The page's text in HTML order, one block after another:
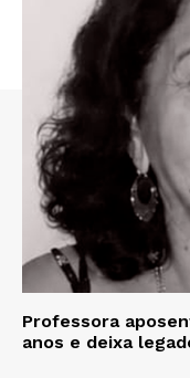
Professora
anos e deixa